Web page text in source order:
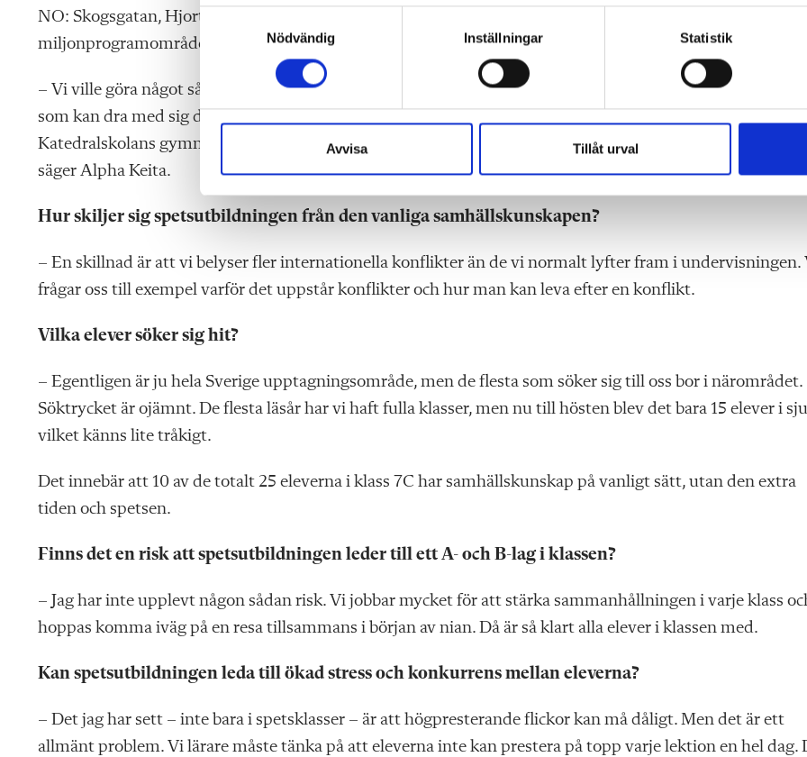
S
a
t
c
k
s
v
Nödvändig Inställningar Statistik
Avvisa Tillåt urval
NO: Skogsgatan, Hjortvägen, Harstigen, Granitgatan. På andra sidan genomfartsleden ligger Berga, ett
miljonprogramområde som tidigare fanns på polisens lista över utsatta områden.
– Vi ville göra något så vi får hit fler duktiga elever som kan fördjupa sig i något vi tycker är spännande
som kan dra med sig de övriga eleverna i skolan. För drygt tio år sedan började vi samarbeta med
Katedralskolans gymnasium och erbjuda gymnasiekurser i internationella relationer och
säger Alpha Keita.
Hur skiljer sig spetsutbildningen från den vanliga samhällskunskapen?
– En skillnad är att vi belyser fler internationella konflikter än de vi normalt lyfter fram i undervisningen.
frågar oss till exempel varför det uppstår konflikter och hur man kan leva efter en konflikt.
Vilka elever söker sig hit?
– Egentligen är ju hela Sverige upptagningsområde, men de flesta som söker sig till oss bor i närområdet.
Söktrycket är ojämnt. De flesta läsår har vi haft fulla klasser, men nu till hösten blev det bara 15 elever i
vilket känns lite tråkigt.
Det innebär att 10 av de totalt 25 eleverna i klass 7C har samhällskunskap på vanligt sätt, utan den extra
tiden och spetsen.
Finns det en risk att spetsutbildningen leder till ett A- och B-lag i klassen?
– Jag har inte upplevt någon sådan risk. Vi jobbar mycket för att stärka sammanhållningen i varje klass
hoppas komma iväg på en resa tillsammans i början av nian. Då är så klart alla elever i klassen med.
Kan spetsutbildningen leda till ökad stress och konkurrens mellan eleverna?
– Det jag har sett – inte bara i spetsklasser – är att högpresterande flickor kan må dåligt. Men det är ett
allmänt problem. Vi lärare måste tänka på att eleverna inte kan prestera på topp varje lektion en hel dag.